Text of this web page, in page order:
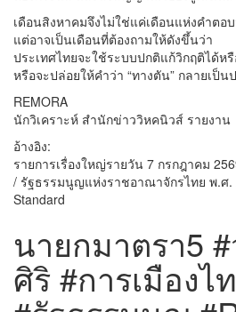
เดือนสิงหาคมจึงไม่ใช่แค่เดือนแห่งคำตอบ
แต่อาจเป็นเดือนที่ต้องถามให้ดังขึ้นว่า
ประเทศไทยจะใช้ระบบปกติแก้วิกฤติได้หรื
หรือจะปล่อยให้คำว่า “ทางตัน” กลายเป็น
REMORA
นักวิเคราะห์ สำนักข่าววิหคนิวส์ รายงาน
อ้างอิง:
รายการเรื่องใหญ่รายวัน 7 กรกฎาคม
/ รัฐธรรมนูญแห่งราชอาณาจักรไทย พ.ศ.
Standard
นายกมาตรา5
ศิริ #การเมืองไ